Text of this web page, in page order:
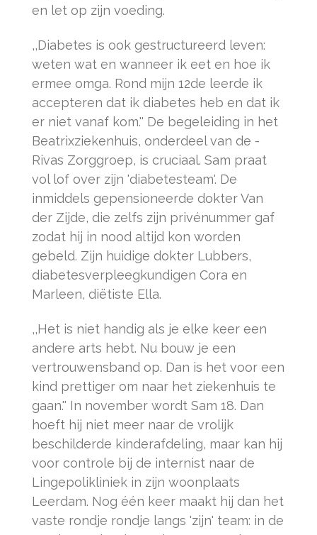
en let op zijn voeding.
,,Diabetes is ook gestructureerd leven:
weten wat en wanneer ik eet en hoe ik
ermee omga. Rond mijn 12de leerde ik
accepteren dat ik diabetes heb en dat ik
er niet vanaf kom.'' De begeleiding in het
Beatrixziekenhuis, onderdeel van de ­
Rivas Zorggroep, is cruciaal. Sam praat
vol lof over zijn 'diabetesteam'. De
inmiddels gepensioneerde dokter Van
der Zijde, die zelfs zijn privénummer gaf
zodat hij in nood altijd kon worden
gebeld. Zijn huidige dokter Lubbers,
diabetesverpleegkundigen Cora en
Marleen, diëtiste Ella.
,,Het is niet handig als je elke keer een
andere arts hebt. Nu bouw je een
vertrouwensband op. Dan is het voor een
kind prettiger om naar het ziekenhuis te
gaan.'' In november wordt Sam 18. Dan
hoeft hij niet meer naar de vrolijk
beschilderde kinderafdeling, maar kan hij
voor controle bij de internist naar de
Lingepolikliniek in zijn woonplaats
Leerdam. Nog één keer maakt hij dan het
vaste rondje rondje langs 'zijn' team: in de